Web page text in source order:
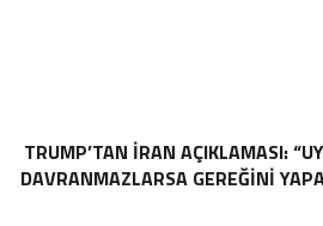
TRUMP’TAN İRAN AÇIKLAMASI:
DAVRANMAZLARSA GEREĞINI